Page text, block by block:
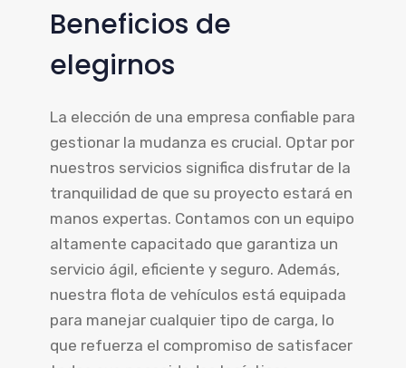
Beneficios de
elegirnos
La elección de una empresa confiable para
gestionar la mudanza es crucial. Optar por
nuestros servicios significa disfrutar de la
tranquilidad de que su proyecto estará en
manos expertas. Contamos con un equipo
altamente capacitado que garantiza un
servicio ágil, eficiente y seguro. Además,
nuestra flota de vehículos está equipada
para manejar cualquier tipo de carga, lo
que refuerza el compromiso de satisfacer